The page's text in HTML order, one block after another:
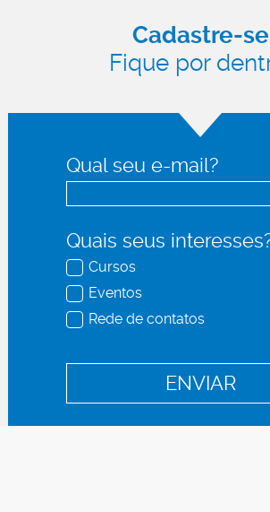
Cadastre-se
Fique por
Qual seu e-mail?
Quais seus
Cursos
Eventos
Rede de contatos